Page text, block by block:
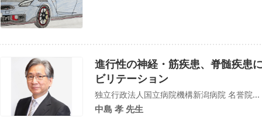
進行性の神経・筋疾患、脊髄疾患
ビリテーション
独立行政法人国立病院機構新潟病院 名誉院...
中島 孝 先生